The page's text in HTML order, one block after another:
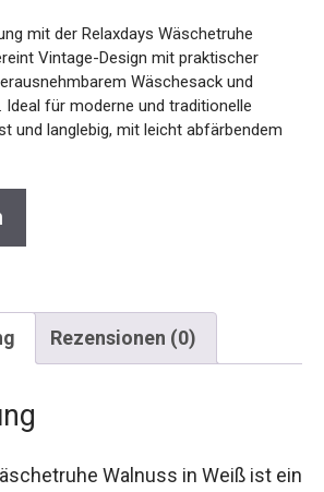
mit der Relaxdays Wäschetruhe
Vintage-Design mit praktischer
Wäschesack und
für moderne und traditionelle
und langlebig, mit leicht abfärbendem
Rezensionen (0)
Walnuss in Weiß ist ein